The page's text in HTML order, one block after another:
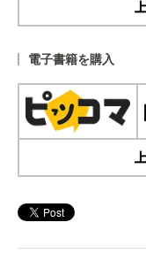
電子書籍を購入